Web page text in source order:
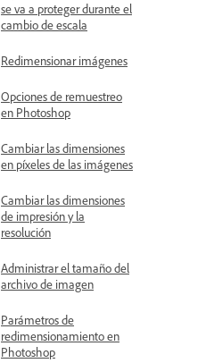
se va a proteger durante el
cambio de escala
Redimensionar imágenes
Opciones de remuestreo
en Photoshop
Cambiar las dimensiones
en píxeles de las imágenes
Cambiar las dimensiones
de impresión y la
resolución
Administrar el tamaño del
archivo de imagen
Parámetros de
redimensionamiento en
Photoshop